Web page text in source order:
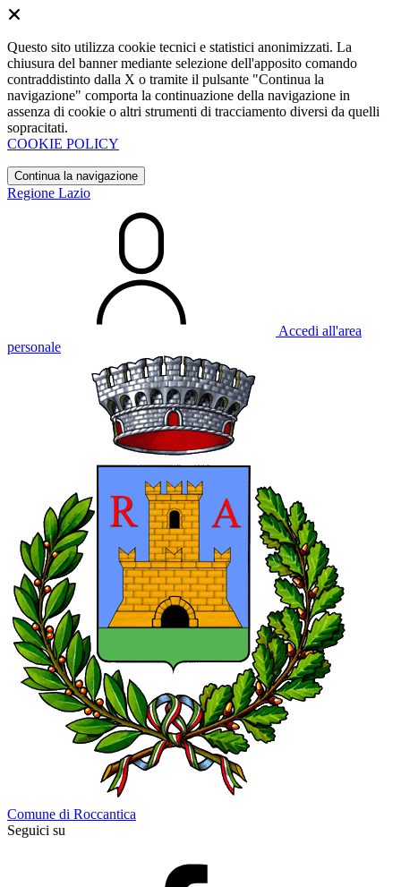
Questo sito utilizza cookie tecnici e statistici anonimizzati. La
chiusura del banner mediante selezione dell'apposito comando
contraddistinto dalla X o tramite il pulsante "Continua la
navigazione" comporta la continuazione della navigazione in
assenza di cookie o altri strumenti di tracciamento diversi da quelli
sopracitati.
COOKIE POLICY
Continua la navigazione
Regione Lazio
Accedi all'area
personale
Comune di Roccantica
Seguici su